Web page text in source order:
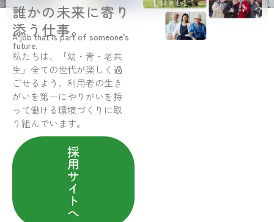
誰かの未来に寄り
添う仕事。
A job that is part of someone’s
future.
私たちは、「幼・青・老共
生」全ての世代が楽しく過
ごせるよう、利用者の生き
がいを第一にやりがいを持
って働ける環境づくりに取
り組んでいます。
採
用
サ
イ
ト
へ